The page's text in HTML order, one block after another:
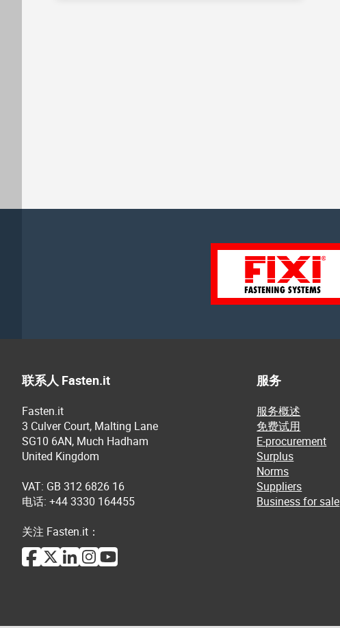
联系人 Fasten.it
Fasten.it
3 Culver Court, Malting Lane
SG10 6AN, Much Hadham
United Kingdom
VAT: GB 312 6826 16
电话: +44 3330 164455
关注 Fasten.it：
服务
服务概述
免费试用
E-procurement
Surplus
Norms
Suppliers
Business for sale